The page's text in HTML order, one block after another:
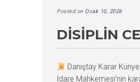
Posted on Ocak 10, 2026
DISIPLIN
Danıştay Karar
İdare Mahkemesi’nin